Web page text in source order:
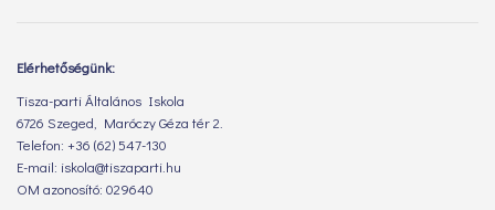
Elérhetőségünk:
Tisza-parti Általános Iskola
6726 Szeged, Maróczy Géza tér 2.
Telefon: +36 (62) 547-130
E-mail: iskola@tiszaparti.hu
OM azonosító: 029640